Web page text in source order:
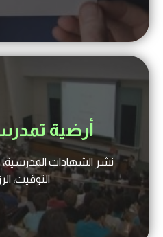
أرضية
نشر الشهادات
التوقيت،